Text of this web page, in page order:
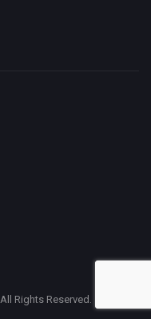
All Rights Reserved.